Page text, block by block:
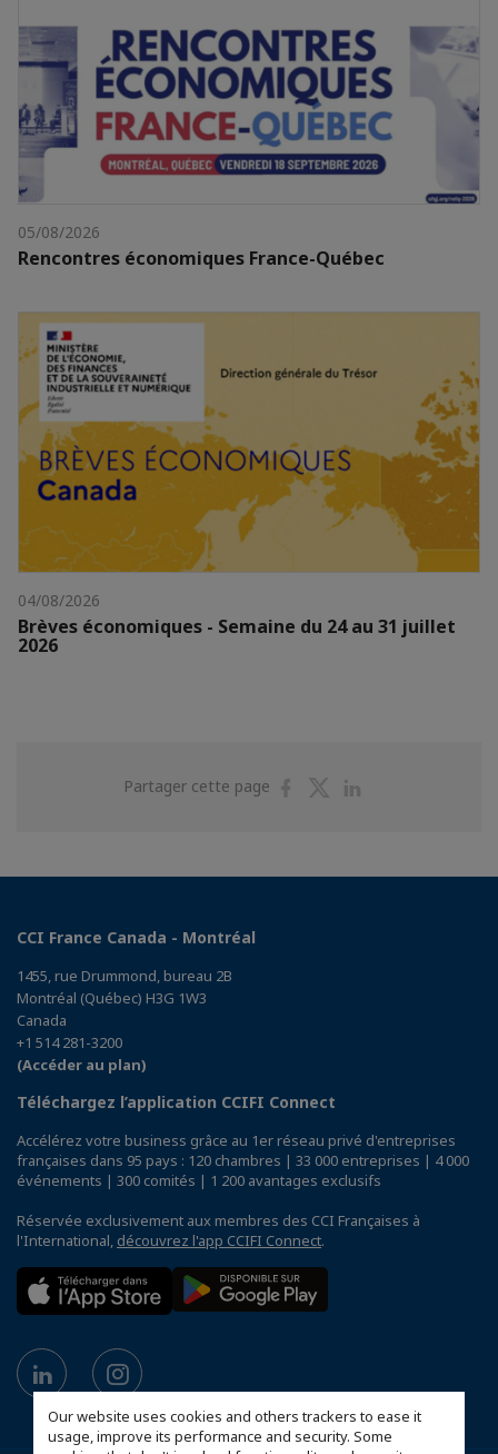
Our website uses cookies and others trackers to ease it
usage, improve its performance and security. Some
05/08/2026
Rencontres économiques France-Québec
04/08/2026
Brèves économiques - Semaine du 24 au 31 juillet
2026
Partager cette page
PartagerPartager
CCI France Canada - Montréal
1455, rue Drummond, bureau 2B
Montréal (Québec) H3G 1W3
Canada
+1 514 281-3200
(Accéder au plan)
Téléchargez l’application CCIFI Connect
Accélérez votre business grâce au 1er réseau privé d'entreprises
françaises dans 95 pays : 120 chambres | 33 000 entreprises | 4 000
événements | 300 comités | 1 200 avantages exclusifs
Réservée exclusivement aux membres des CCI Françaises à
l'International, découvrez l'app CCIFI Connect.